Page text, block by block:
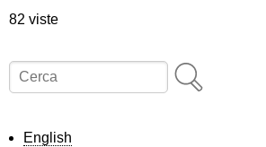
82 viste
Cerca
English